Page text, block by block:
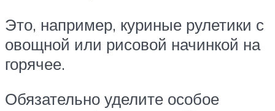
Это, например, куриные рулетики с
овощной или рисовой начинкой на
горячее.
Обязательно уделите особое